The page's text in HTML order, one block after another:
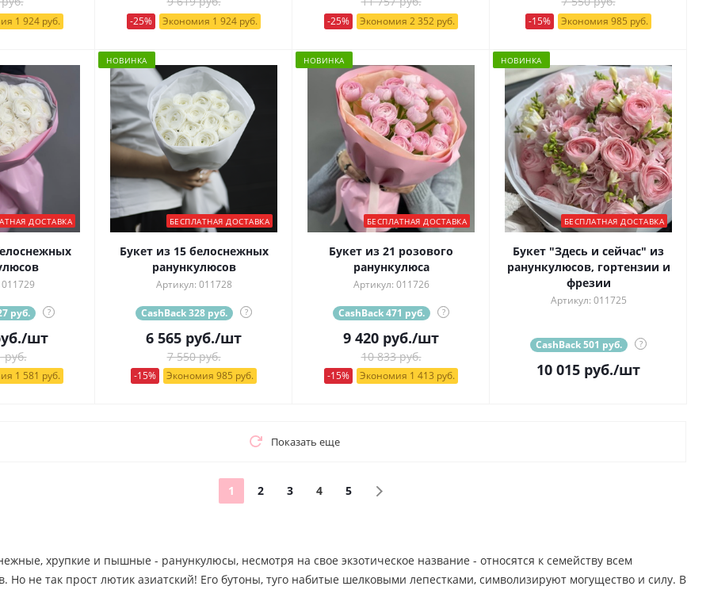
1 924 руб. -25% Экономия 1 924 руб. -25% Экономия 2 352 руб. -15% Экономия 985 руб.
ДОСТАВКА
руб. ?
/шт
руб.
1 581 руб.
НОВИНКА
БЕСПЛАТНАЯ ДОСТАВКА
Букет из 15 белоснежных
ранункулюсов
Артикул: 011728
CashBack 328 руб. ?
6 565 руб./шт
7 550 руб.
-15% Экономия 985 руб.
НОВИНКА
БЕСПЛАТНАЯ ДОСТАВКА
Букет из 21 розового
ранункулюса
Артикул: 011726
CashBack 471 руб. ?
9 420 руб./шт
10 833 руб.
-15% Экономия 1 413 руб.
НОВИНКА
БЕСПЛАТНАЯ ДОСТАВКА
Букет "Здесь и сейчас" из
ранункулюсов, гортензии и
фрезии
Артикул: 011725
CashBack 501 руб. ?
10 015 руб./шт
Показать еще
1 2 3 4 5
хрупкие и пышные - ранункулюсы, несмотря на свое экзотическое название - относятся к семейству всем
Но не так прост лютик азиатский! Его бутоны, туго набитые шелковыми лепестками, символизируют могущество и силу. В